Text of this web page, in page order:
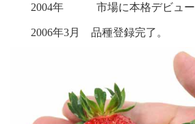
2004年 市場に本格デビュー
2006年3月 品種登録完了。